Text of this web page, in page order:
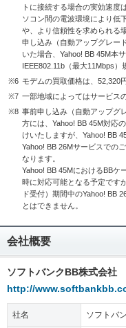
トに接続する場合の実効速度
ソコン間の電波環境により低
や、より信頼性を求められる
申し込み（自動アップグレー
いた場合、Yahoo! BB 45M本
IEEE802.11b（最大11Mbps）
※6 モデムの買取価格は、52,320
※7 一部地域によってはサービス
※8 事前申し込み（自動アップグ
方には、Yahoo! BB 45M対応
けいたしますが、Yahoo! BB
Yahoo! BB 26Mサービスでの
なります。
Yahoo! BB 45MにおけるBBケ
時に対応可能となる予定です
ド受付）期間中のYahoo! BB
とはできません。
会社概要
ソフトバンクBB株式会社
http://
社名 ソフトバ